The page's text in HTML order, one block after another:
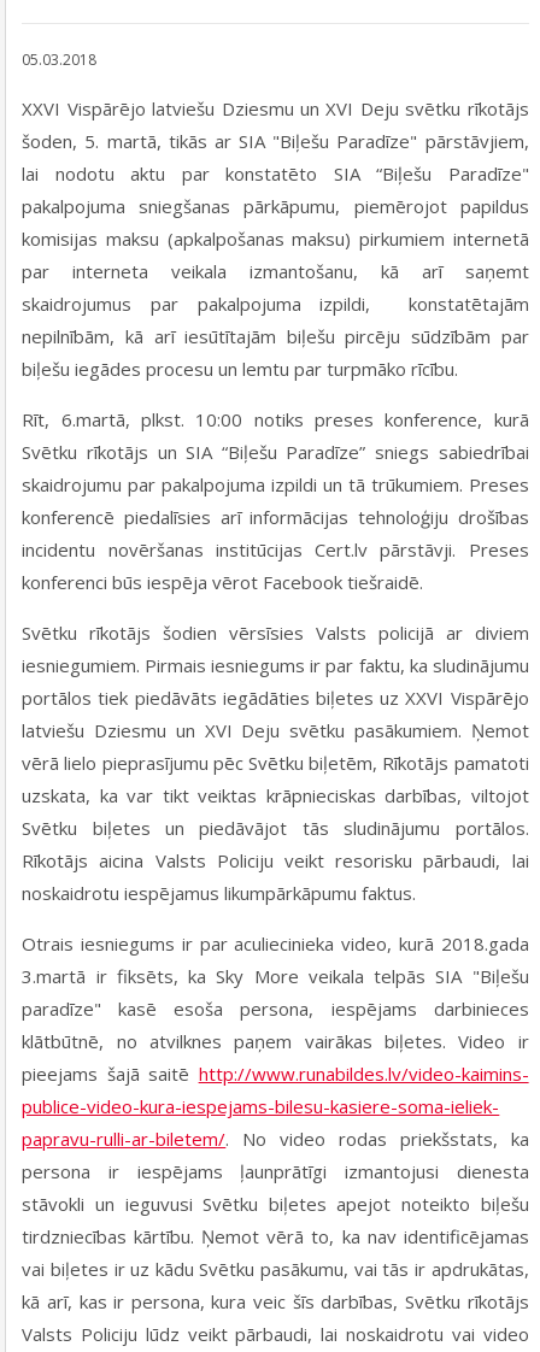
05.03.2018
XXVI Vispārējo latviešu Dziesmu un XVI Deju svētku rīkotājs
šoden, 5. martā, tikās ar SIA "Biļešu Paradīze" pārstāvjiem,
lai nodotu aktu par konstatēto SIA “Biļešu Paradīze"
pakalpojuma sniegšanas pārkāpumu, piemērojot papildus
komisijas maksu (apkalpošanas maksu) pirkumiem internetā
par interneta veikala izmantošanu, kā arī saņemt
skaidrojumus par pakalpojuma izpildi, konstatētajām
nepilnībām, kā arī iesūtītajām biļešu pircēju sūdzībām par
biļešu iegādes procesu un lemtu par turpmāko rīcību.
Rīt, 6.martā, plkst. 10:00 notiks preses konference, kurā
Svētku rīkotājs un SIA “Biļešu Paradīze” sniegs sabiedrībai
skaidrojumu par pakalpojuma izpildi un tā trūkumiem. Preses
konferencē piedalīsies arī informācijas tehnoloģiju drošības
incidentu novēršanas institūcijas Cert.lv pārstāvji. Preses
konferenci būs iespēja vērot Facebook tiešraidē.
Svētku rīkotājs šodien vērsīsies Valsts policijā ar diviem
iesniegumiem. Pirmais iesniegums ir par faktu, ka sludinājumu
portālos tiek piedāvāts iegādāties biļetes uz XXVI Vispārējo
latviešu Dziesmu un XVI Deju svētku pasākumiem. Ņemot
vērā lielo pieprasījumu pēc Svētku biļetēm, Rīkotājs pamatoti
uzskata, ka var tikt veiktas krāpnieciskas darbības, viltojot
Svētku biļetes un piedāvājot tās sludinājumu portālos.
Rīkotājs aicina Valsts Policiju veikt resorisku pārbaudi, lai
noskaidrotu iespējamus likumpārkāpumu faktus.
Otrais iesniegums ir par aculiecinieka video, kurā 2018.gada
3.martā ir fiksēts, ka Sky More veikala telpās SIA "Biļešu
paradīze" kasē esoša persona, iespējams darbinieces
klātbūtnē, no atvilknes paņem vairākas biļetes. Video ir
pieejams šajā saitē http://www.runabildes.lv/video-kaimins-
publice-video-kura-iespejams-bilesu-kasiere-soma-ieliek-
papravu-rulli-ar-biletem/. No video rodas priekšstats, ka
persona ir iespējams ļaunprātīgi izmantojusi dienesta
stāvokli un ieguvusi Svētku biļetes apejot noteikto biļešu
tirdzniecības kārtību. Ņemot vērā to, ka nav identificējamas
vai biļetes ir uz kādu Svētku pasākumu, vai tās ir apdrukātas,
kā arī, kas ir persona, kura veic šīs darbības, Svētku rīkotājs
Valsts Policiju lūdz veikt pārbaudi, lai noskaidrotu vai video